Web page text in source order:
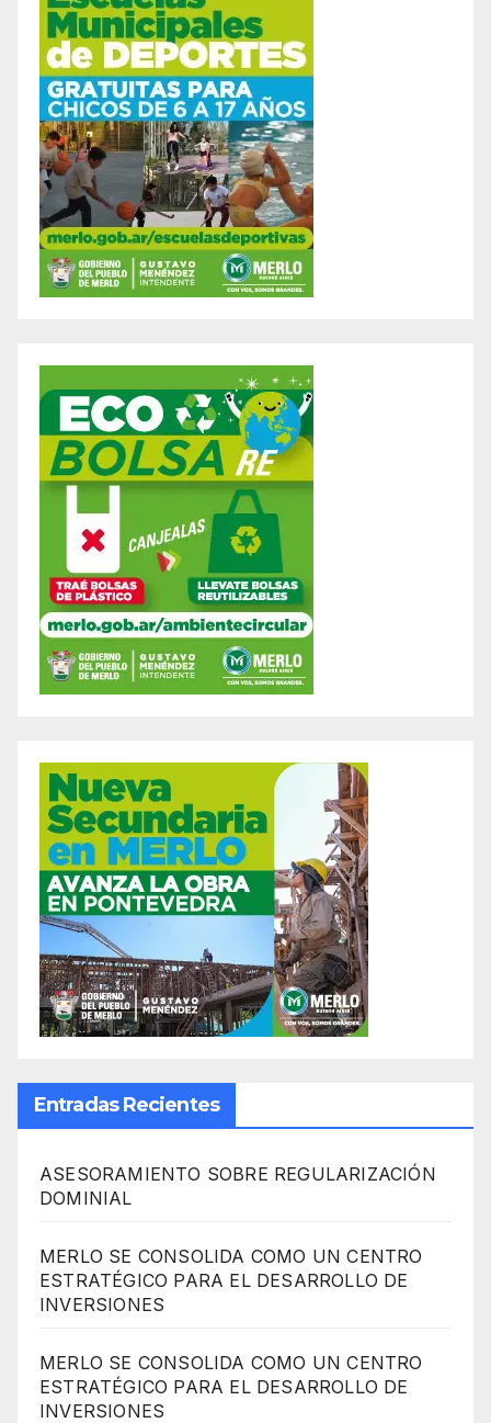
Entradas Recientes
ASESORAMIENTO SOBRE REGULARIZACIÓN
DOMINIAL
MERLO SE CONSOLIDA COMO UN CENTRO
ESTRATÉGICO PARA EL DESARROLLO DE
INVERSIONES
MERLO SE CONSOLIDA COMO UN CENTRO
ESTRATÉGICO PARA EL DESARROLLO DE
INVERSIONES